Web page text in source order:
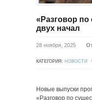
«Разговор
двух начал
28 ноября, 2025
КАТЕГОРИЯ: НОВОСТИ
Новые выпуски
«Разговор по